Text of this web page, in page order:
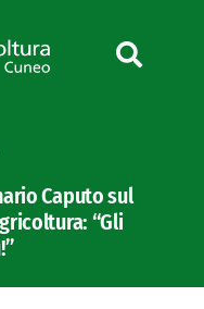
Caputo sul
“Gli